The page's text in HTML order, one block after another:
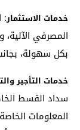
خدمات الاستثمار:
المصرفي
بكل سهولة،
خدمات التأجير
سداد القسط
المعلومات